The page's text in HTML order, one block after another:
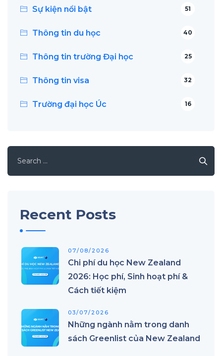
Sự kiện nổi bật 51
Thông tin du học 40
Thông tin trường Đại học 25
Thông tin visa 32
Trường đại học Úc 16
for:
Recent Posts
07/08/2026
Chi phí du học New Zealand
2026: Học phí, Sinh hoạt phí &
Cách tiết kiệm
03/07/2026
Những ngành nằm trong danh
sách Greenlist của New Zealand